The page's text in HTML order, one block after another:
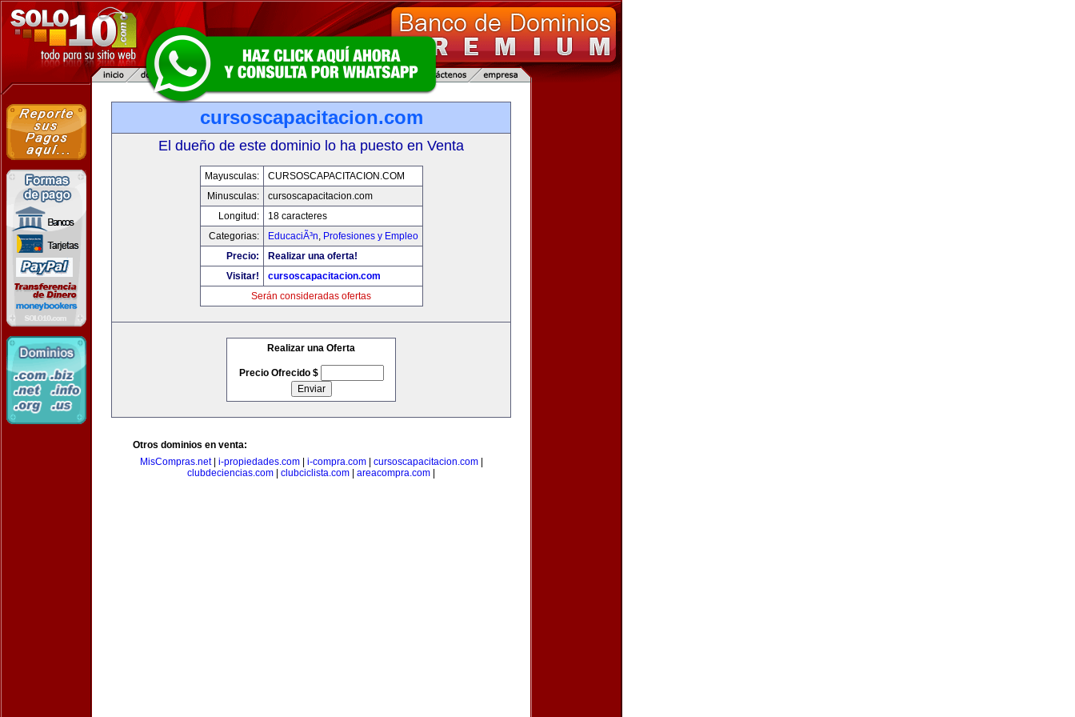
cursoscapacitacion.com
El dueño de este dominio lo ha puesto en Venta
Mayusculas:
CURSOSCAPACITACION.COM
Minusculas:
cursoscapacitacion.com
Longitud:
18 caracteres
Categorias:
EducaciÃ³n, Profesiones y Empleo
Precio:
Realizar una oferta!
Visitar!
cursoscapacitacion.com
Serán consideradas ofertas
Realizar una Oferta
Precio Ofrecido $
Otros dominios en venta:
MisCompras.net| i-propiedades.com| i-compra.com| cursoscapacitacion.com|
clubdeciencias.com
clubciclista.com areacompra.com